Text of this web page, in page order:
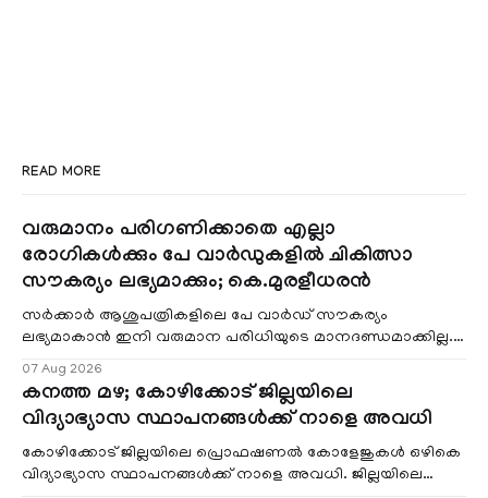
READ MORE
വരുമാനം പരിഗണിക്കാതെ എല്ലാ
രോഗികൾക്കും പേ വാർഡുകളിൽ ചികിത്സാ
സൗകര്യം ലഭ്യമാക്കും; കെ.മുരളീധരൻ
സർക്കാർ ആശുപത്രികളിലെ പേ വാർഡ് സൗകര്യം
ലഭ്യമാകാൻ ഇനി വരുമാന പരിധിയുടെ മാനദണ്ഡമാക്കില്ല.
07 Aug 2026
കനത്ത മഴ; കോഴിക്കോട് ജില്ലയിലെ
വിദ്യാഭ്യാസ സ്ഥാപനങ്ങൾക്ക് നാളെ അവധി
കോഴിക്കോട് ജില്ലയിലെ പ്രൊഫഷണൽ കോളേജുകൾ ഒഴികെ
വിദ്യാഭ്യാസ സ്ഥാപനങ്ങൾക്ക് നാളെ അവധി. ജില്ലയിലെ